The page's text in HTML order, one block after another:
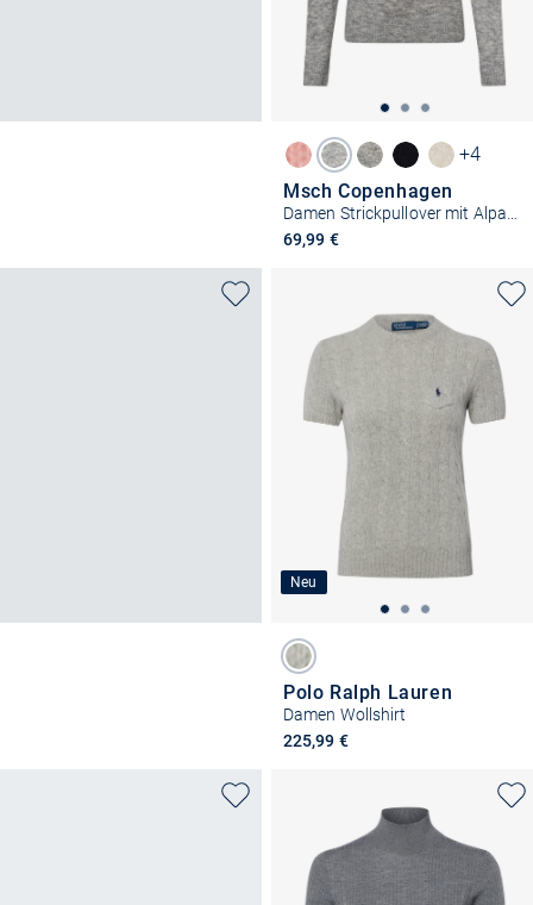
+4
Msch Copenhagen
Damen Strickpullover mit Alpakaateil - MSCHFestina Hope
69,99 €
Neu
Polo Ralph Lauren
Damen Wollshirt
225,99 €